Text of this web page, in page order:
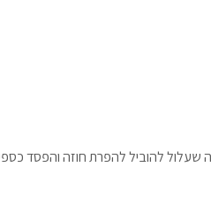
שעלול להוביל להפרת חוזה והפסד